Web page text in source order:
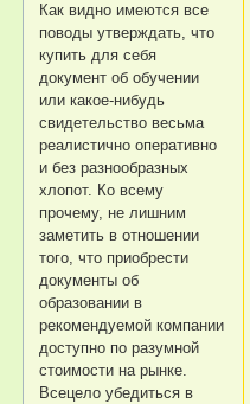
Как видно имеются все
поводы утверждать, что
купить для себя
документ об обучении
или какое-нибудь
свидетельство весьма
реалистично оперативно
и без разнообразных
хлопот. Ко всему
прочему, не лишним
заметить в отношении
того, что приобрести
документы об
образовании в
рекомендуемой компании
доступно по разумной
стоимости на рынке.
Всецело убедиться в